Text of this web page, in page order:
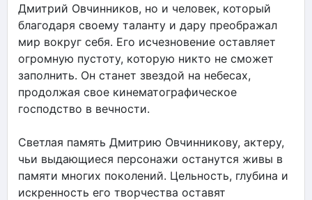
Дмитрий Овчинников, но и человек, который
благодаря своему таланту и дару преображал
мир вокруг себя. Его исчезновение оставляет
огромную пустоту, которую никто не сможет
заполнить. Он станет звездой на небесах,
продолжая свое кинематографическое
господство в вечности.
Светлая память Дмитрию Овчинникову, актеру,
чьи выдающиеся персонажи останутся живы в
памяти многих поколений. Цельность, глубина и
искренность его творчества оставят